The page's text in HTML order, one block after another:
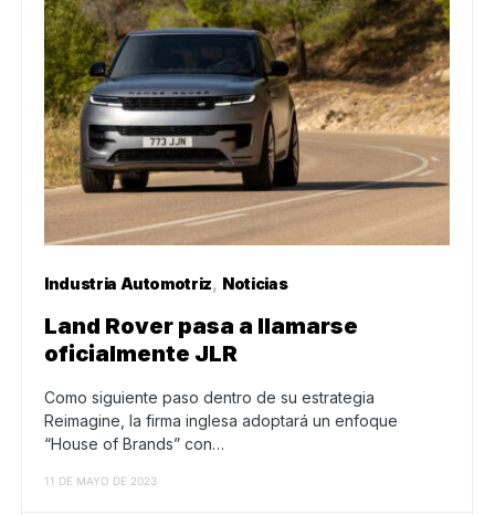
Industria Automotriz Noticias
Land Rover pasa a llamarse
oficialmente JLR
Como siguiente paso dentro de su estrategia
Reimagine, la firma inglesa adoptará un enfoque
“House of Brands” con…
11 DE MAYO DE 2023